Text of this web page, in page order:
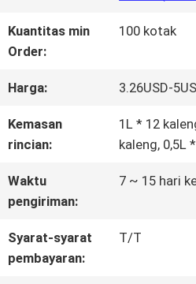
KAMI
BERITA
Kuantitas min
Order:
100 kotak
Harga: 3.26USD-
Kemasan
rincian:
1L * 12
kaleng, 0,5L
Waktu
pengiriman:
7 ~ 15 hari
Syarat-syarat
pembayaran:
T/T